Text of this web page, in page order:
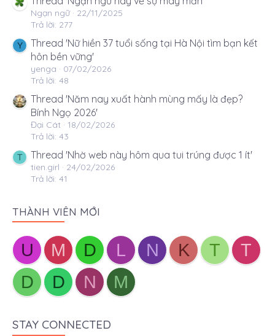
Ngạn ngữ
22/11/2025
Trả lời: 277
Y
Thread 'Nữ hiền 37 tuổi sống tại Hà Nội tìm bạn kết
hôn bền vững'
yenga
07/02/2026
Trả lời: 48
Thread 'Năm nay xuất hành mùng mấy là đẹp?
Bính Ngọ 2026'
Đại Cát
18/02/2026
Trả lời: 43
T Thread 'Nhờ web này hôm qua tui trúng được 1 ít'
tien.girl
24/02/2026
Trả lời: 41
THÀNH VIÊN MỚI
U M D L N K T
T
D
D N M
STAY CONNECTED